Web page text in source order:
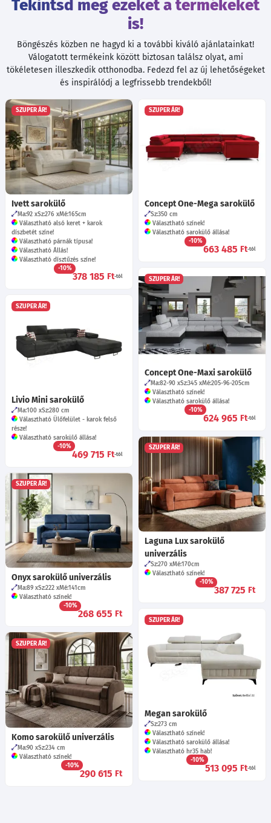
Tekintsd meg ezeket a termékeket
is!
Böngészés közben ne hagyd ki a további kiváló ajánlatainkat!
Válogatott termékeink között biztosan találsz olyat, ami
tökéletesen illeszkedik otthonodba. Fedezd fel az új lehetőségeket
és inspirálódj a legfrissebb trendekből!
SZUPER ÁR!
Ivett sarokülő
Ma:92 Sz:276 Mé:165cm
Választható alsó keret + karok
díszbetét színe!
Választható párnák típusa!
Választható Állás!
Választható dísztűzés színe!
-10%
378 185 Ft-tól
SZUPER ÁR!
Concept One-Mega sarokülő
Sz:350 cm
Választható színek!
Választható sarokülő állása!
-10%
663 485 Ft-tól
SZUPER ÁR!
Concept One-Maxi sarokülő
Ma:82-90 Sz:345 Mé:205-96-205cm
Választható színek!
Választható sarokülő állása!
-10%
624 965 Ft-tól
SZUPER ÁR!
Livio Mini sarokülő
Ma:100 Sz:280 cm
Választható Ülőfelület - karok felső
része!
Választható sarokülő állása!
-10%
469 715 Ft-tól
SZUPER ÁR!
Laguna Lux sarokülő
univerzális
Sz:270 Mé:170cm
Választható színek!
-10%
387 725 Ft
SZUPER ÁR!
Onyx sarokülő univerzális
Ma:89 Sz:222 Mé:141cm
Választható színek!
-10%
268 655 Ft
SZUPER ÁR!
Megan sarokülő
Sz:273 cm
Választható színek!
Választható sarokülő állása!
Választható hr35 hab!
-10%
513 095 Ft-tól
SZUPER ÁR!
Komo sarokülő univerzális
Ma:90 Sz:234 cm
Választható színek!
-10%
290 615 Ft